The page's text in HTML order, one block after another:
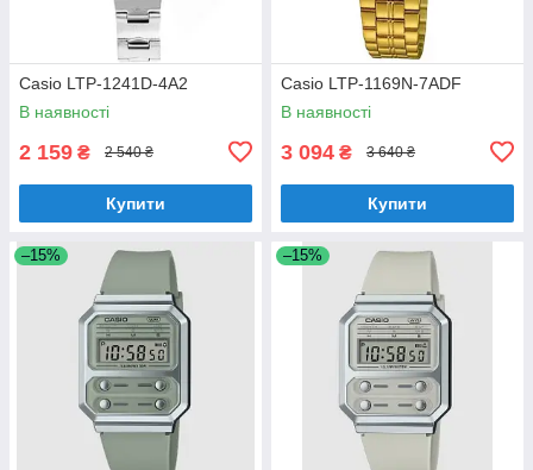
Casio LTP-1241D-4A2
В наявності
2 159 ₴ 2 540 ₴
Купити
Casio LTP-1169N-7ADF
В наявності
3 094 ₴ 3 640 ₴
Купити
–15% –15%